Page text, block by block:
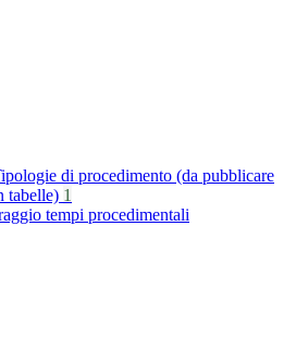
di procedimento (da pubblicare
tabelle) 1
tempi procedimentali